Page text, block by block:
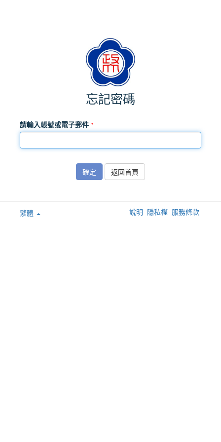
忘記密碼
請輸入帳號或電子郵件
確定 返回首頁
繁體 說明 隱私權 服務條款